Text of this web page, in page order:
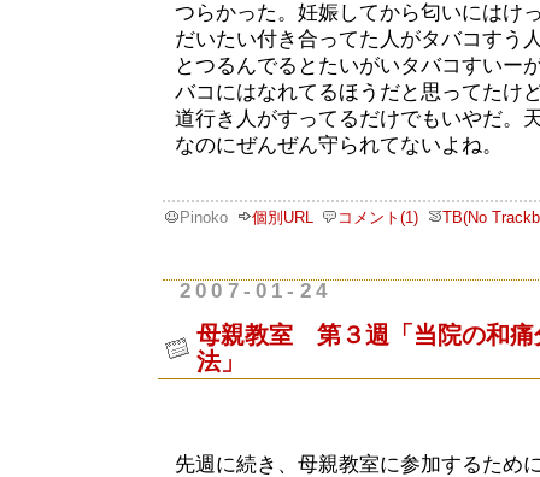
つらかった。妊娠してから匂いにはけ
だいたい付き合ってた人がタバコすう
とつるんでるとたいがいタバコすいー
バコにはなれてるほうだと思ってたけ
道行き人がすってるだけでもいやだ。
なのにぜんぜん守られてないよね。
Pinoko 個別URL コメント(1) TB(No
2007-01-24
母親教室 第３週「当院の和痛
法」
先週に続き、母親教室に参加するため